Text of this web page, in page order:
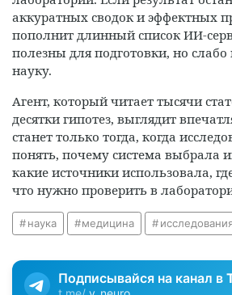
аккуратных сводок и эффектных
пополнит длинный список ИИ-
полезны для подготовки, но
науку.
Агент, который читает тысячи
десятки гипотез, выглядит
станет только тогда, когда
понять, почему система выбрала
какие источники использовала,
что нужно проверить в
наука медицина
Подписывайся на канал в